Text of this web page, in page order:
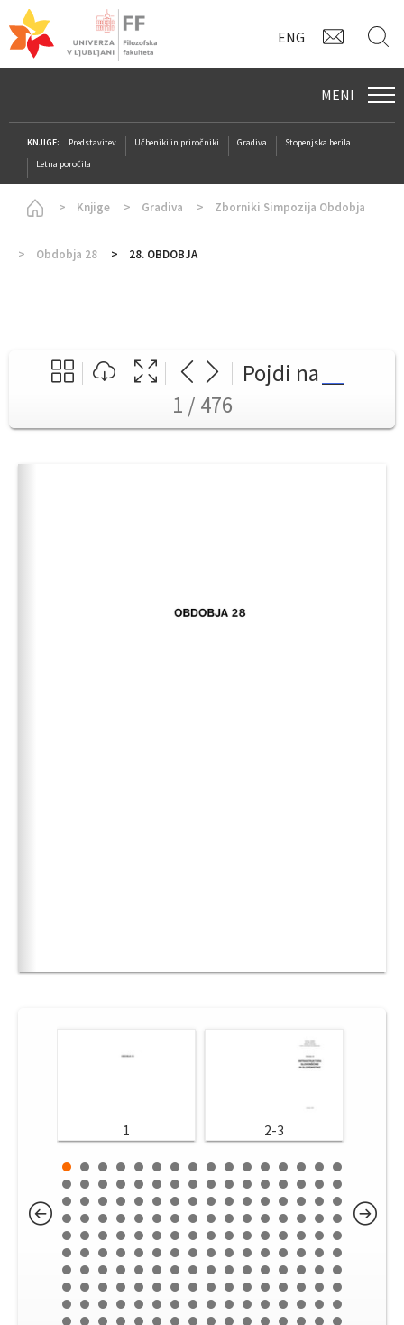
ENG
MENI
KNJIGE: Predstavitev Učbeniki in priročniki Gradiva
Stopenjska berila
Letna poročila
Homepage
Knjige Gradiva Zborniki Simpozija Obdobja
Obdobja 28 28. OBDOBJA
Pojdi na
1 / 476
1 2-3